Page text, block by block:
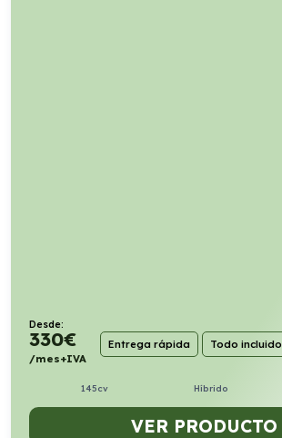
Desde:
330€
/mes+IVA
Entrega rápida Todo incluido
145cv Híbrido
VER PRODUCTO